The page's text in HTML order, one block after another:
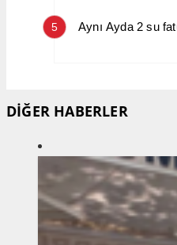
5 Aynı Ayda 2 su
DİĞER HABERLER